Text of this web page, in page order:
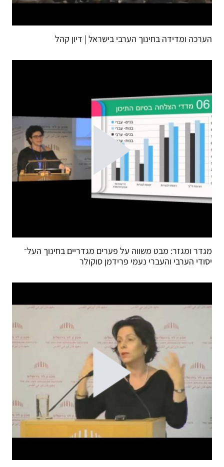
הערכה ומדידה בחינוך הערבי בישראל | דיון קהל
מגדר ומגזר: מבט משווה על פערים מגדריים בחינוך העל־
יסודי הערבי והעברי נעמי פרידמן סוקולר